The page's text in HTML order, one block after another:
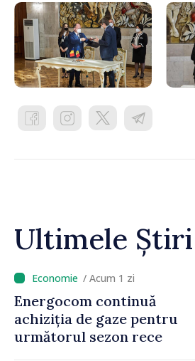
Ultimele Știri
/ Acum 1 zi
Energocom continuă
achiziția de gaze pentru
următorul sezon rece